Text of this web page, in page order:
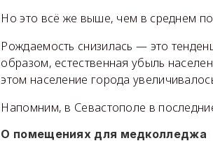
Но это всё же выше, чем в среднем
Рождаемость снизилась — это
образом, естественная убыль
этом население города
Напомним, в Севастополе в
О помещениях для медколледжа